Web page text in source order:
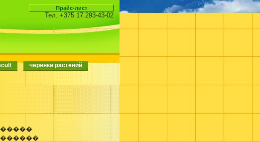
Тел. +375 17 293-43-02
черенки растений